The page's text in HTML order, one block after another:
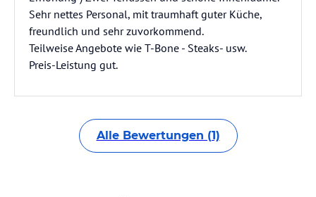
Sehr nettes Personal, mit traumhaft guter Küche,
freundlich und sehr zuvorkommend.
Teilweise Angebote wie T-Bone - Steaks- usw.
Preis-Leistung gut.
Alle Bewertungen (1)